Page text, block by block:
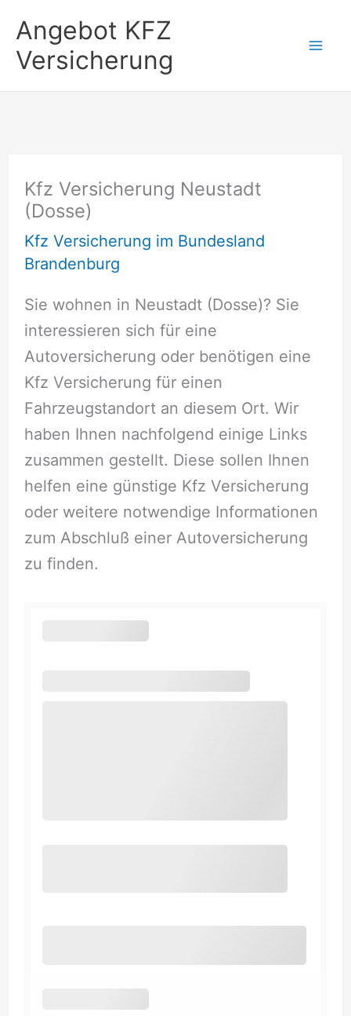
Inhalt
springen
Angebot KFZ
Versicherung
Kfz Versicherung Neustadt
(Dosse)
Kfz Versicherung im Bundesland
Brandenburg
Sie wohnen in Neustadt (Dosse)? Sie
interessieren sich für eine
Autoversicherung oder benötigen eine
Kfz Versicherung für einen
Fahrzeugstandort an diesem Ort. Wir
haben Ihnen nachfolgend einige Links
zusammen gestellt. Diese sollen Ihnen
helfen eine günstige Kfz Versicherung
oder weitere notwendige Informationen
zum Abschluß einer Autoversicherung
zu finden.